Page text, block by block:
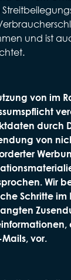
und ist
von im
durch
von
Wir
Schritte im
vor.